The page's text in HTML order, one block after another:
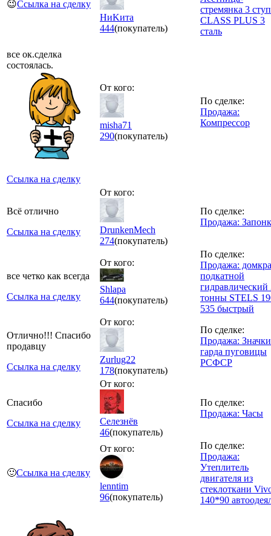
😉Ссылка на сделку
НиKита
444(покупатель)
стремянка 3
CLASS PLUS 3
сталь
все ок.сделка
состоялась.
Ссылка на сделку
От кого:
misha71
290(покупатель)
По сделке:
Продажа:
Компрессор
Всё отлично
Ссылка на сделку
От кого:
DrunkenMech
274(покупатель)
По сделке:
Продажа:
все четко как всегда
Ссылка на сделку
От кого:
Shlapa
644(покупатель)
По сделке:
Продажа:
подкатной
гидравлический
тонны STELS
535 быстрый
Отлично!!! Спасибо
продавцу
Ссылка на сделку
От кого:
Zurlug22
178(покупатель)
По сделке:
Продажа: Значки
гарда пуговицы
РСФСР
Спасибо
Ссылка на сделку
От кого:
Селезнёв
46(покупатель)
По сделке:
Продажа: Часы
🙂Ссылка на сделку
От кого:
lenntim
96(покупатель)
По сделке:
Продажа:
Утеплитель
двигателя из
стеклоткани
140*90